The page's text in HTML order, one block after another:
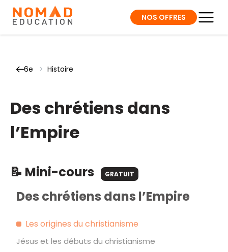
NOS OFFRES
6e > Histoire
Des chrétiens dans
l’Empire
📝 Mini-cours GRATUIT
Des chrétiens dans l’Empire
Les origines du christianisme
Jésus et les débuts du christianisme